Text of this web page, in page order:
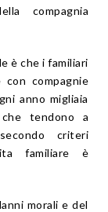
compagnia
è che i familiari
compagnie
anno migliaia
tendono a
criteri
familiare è
morali e del